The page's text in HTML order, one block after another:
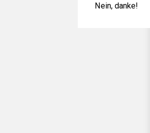
Nein, danke!